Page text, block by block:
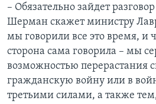
– Обязательно зайдет
Шерман скажет министру
мы говорили все это время, и
сторона сама говорила – мы
возможностью перерастания
гражданскую войну или в
третьими силами, а также